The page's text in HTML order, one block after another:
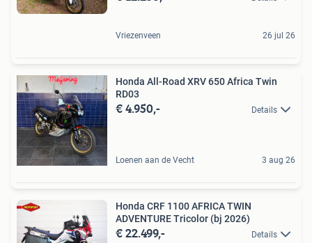
Vriezenveen 26 jul 26
Honda All-Road XRV 650 Africa Twin
RD03
€ 4.950,- Details
Loenen aan de Vecht 3 aug 26
Honda CRF 1100 AFRICA TWIN
ADVENTURE Tricolor (bj 2026)
€ 22.499,- Details